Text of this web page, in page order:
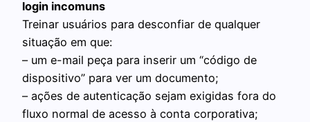
login incomuns
Treinar usuários para desconfiar de qualquer
situação em que:
– um e-mail peça para inserir um “código de
dispositivo” para ver um documento;
– ações de autenticação sejam exigidas fora do
fluxo normal de acesso à conta corporativa;